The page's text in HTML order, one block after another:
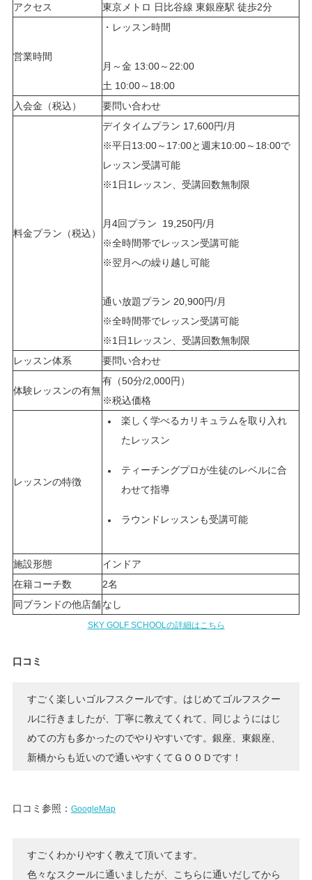
アクセス
東京メトロ 日比谷線 東銀座駅 徒歩2分
営業時間
・レッスン時間
月～金 13:00～22:00
土 10:00～18:00
入会金（税込）
要問い合わせ
料金プラン（税込）
デイタイムプラン 17,600円/月
※平日13:00～17:00と週末10:00～18:00で
レッスン受講可能
※1日1レッスン、受講回数無制限
月4回プラン 19,250円/月
※全時間帯でレッスン受講可能
※翌月への繰り越し可能
通い放題プラン 20,900円/月
※全時間帯でレッスン受講可能
※1日1レッスン、受講回数無制限
レッスン体系
要問い合わせ
体験レッスンの有無
有（50分/2,000円）
※税込価格
レッスンの特徴
楽しく学べるカリキュラムを取り入れ
たレッスン
ティーチングプロが生徒のレベルに合
わせて指導
ラウンドレッスンも受講可能
施設形態
インドア
在籍コーチ数
2名
同ブランドの他店舗なし
SKY GOLF SCHOOLの詳細はこちら
口コミ
すごく楽しいゴルフスクールです。はじめてゴルフスクー
ルに行きましたが、丁寧に教えてくれて、同じようにはじ
めての方も多かったのでやりやすいです。銀座、東銀座、
新橋からも近いので通いやすくてＧＯＯＤです！
口コミ参照： GoogleMap
すごくわかりやすく教えて頂いてます。
色々なスクールに通いましたが、こちらに通いだしてから